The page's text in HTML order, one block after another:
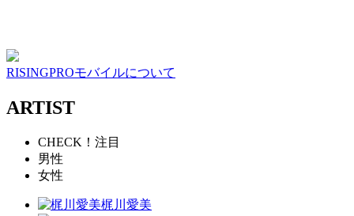
RISINGPROモバイルについて
ARTIST
CHECK！注目
男性
女性
梶川愛美